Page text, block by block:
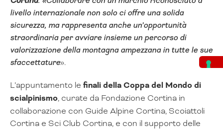
livello internazionale non solo ci offre una solida
sicurezza, ma rappresenta anche un’opportunità
straordinaria per avviare insieme un percorso di
valorizzazione della montagna ampezzana in tutte le sue
sfaccettature».
L’appuntamento le finali della Coppa del Mondo di
scialpinismo, curate da Fondazione Cortina in
collaborazione con Guide Alpine Cortina, Scoiattoli
Cortina e Sci Club Cortina, e con il supporto delle